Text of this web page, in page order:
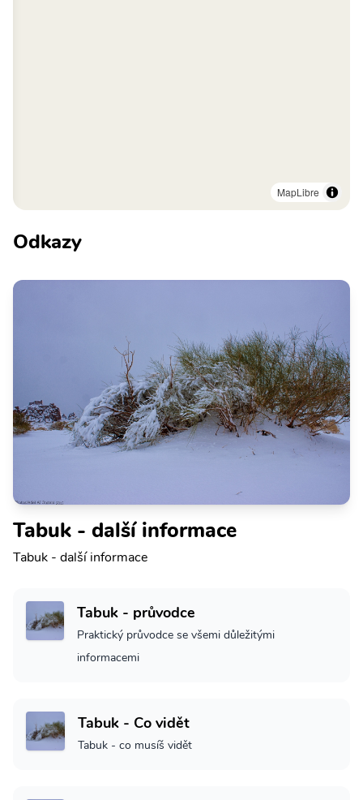
MapLibre
Odkazy
Tabuk - další informace
Tabuk - další informace
Tabuk - průvodce
Praktický průvodce se všemi důležitými
informacemi
Tabuk - Co vidět
Tabuk - co musíš vidět